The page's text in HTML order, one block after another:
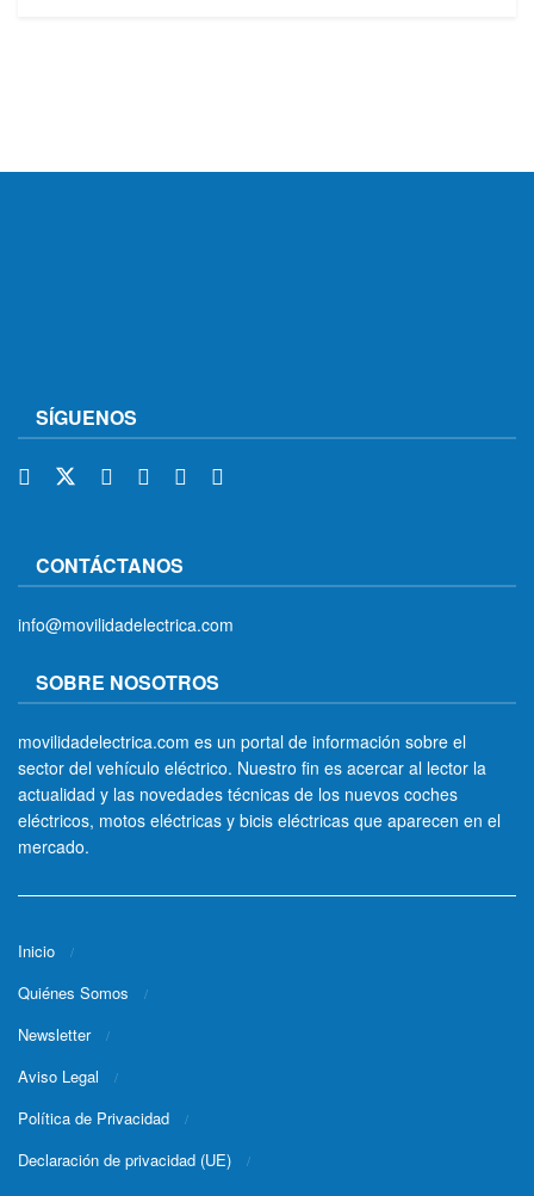
SÍGUENOS
CONTÁCTANOS
info@movilidadelectrica.com
SOBRE NOSOTROS
movilidadelectrica.com es un portal de información sobre el
sector del vehículo eléctrico. Nuestro fin es acercar al lector la
actualidad y las novedades técnicas de los nuevos coches
eléctricos, motos eléctricas y bicis eléctricas que aparecen en el
mercado.
Inicio
Quiénes Somos
Newsletter
Aviso Legal
Política de Privacidad
Declaración de privacidad (UE)